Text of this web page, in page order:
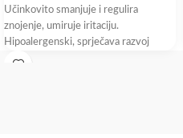
Učinkovito smanjuje i regulira
znojenje, umiruje iritaciju.
Hipoalergenski, sprječava razvoj
mikroorganizama koji su odgovorni za